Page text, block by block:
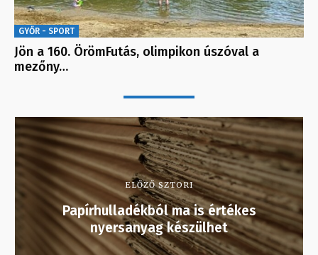
GYŐR - SPORT
Jön a 160. ÖrömFutás, olimpikon úszóval a
mezőny…
ELŐZŐ SZTORI
Papírhulladékból ma is értékes
nyersanyag készülhet